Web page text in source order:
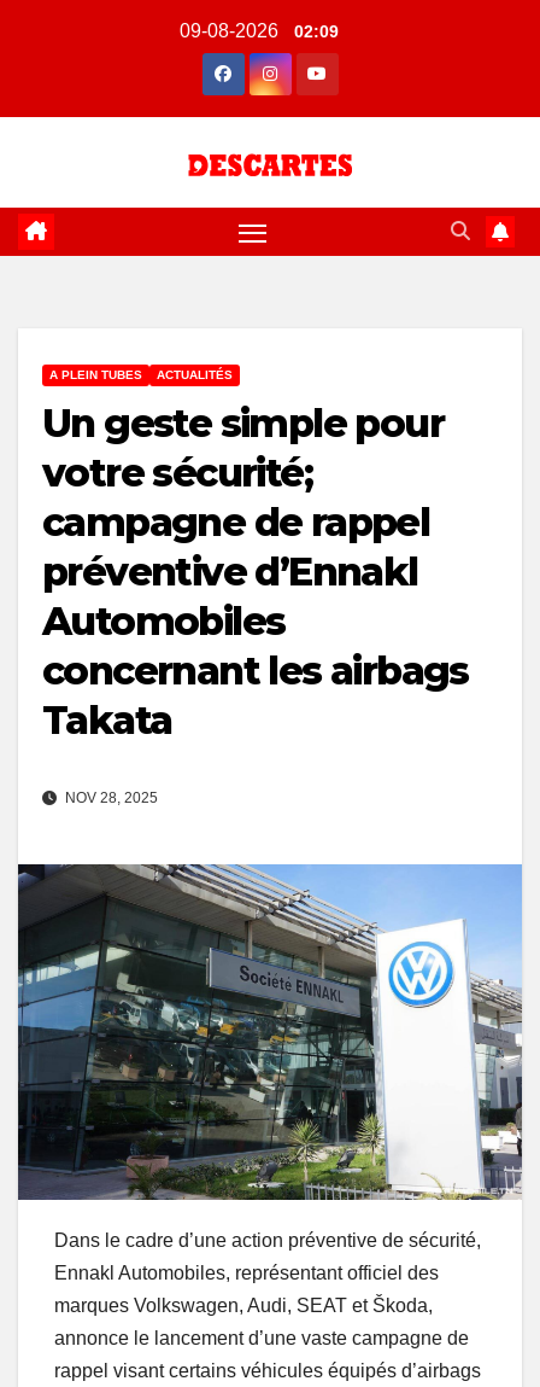
09-08-2026 02:09
A PLEIN TUBES ACTUALITÉS
Un geste simple pour
votre sécurité;
campagne de rappel
préventive d’Ennakl
Automobiles
concernant les airbags
Takata
NOV 28, 2025
Dans le cadre d’une action préventive de sécurité,
Ennakl Automobiles, représentant officiel des
marques Volkswagen, Audi, SEAT et Škoda,
annonce le lancement d’une vaste campagne de
rappel visant certains véhicules équipés d’airbags